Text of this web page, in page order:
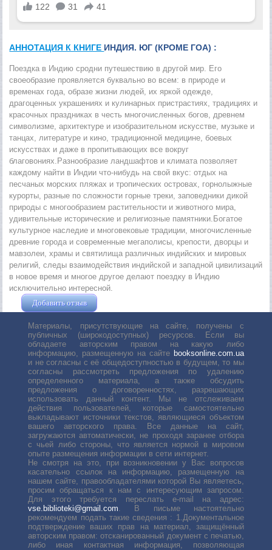
АННОТАЦИЯ К КНИГЕ ИНДИЯ. ЮГ (КРОМЕ ГОА) :
Поездка в Индию сродни путешествию в другой мир. Его
своеобразие проявляется буквально во всем: в природе и
временах года, образе жизни людей, их яркой одежде,
драгоценных украшениях и кулинарных пристрастиях, традициях и
красочных праздниках в честь многочисленных богов, древнем
символизме, архитектуре и изобразительном искусстве, музыке и
танцах, литературе и кино, традиционной медицине, боевых
искусствах и даже в пропитывающих все вокруг
благовониях.Разнообразие ландшафтов и климата позволяет
каждому найти в Индии что-нибудь на свой вкус: отдых на
песчаных морских пляжах и тропических островах, горнолыжные
курорты, разные по сложности горные треки, заповедники дикой
природы с многообразием растительности и животного мира,
удивительные исторические и религиозные памятники.Богатое
культурное наследие и многовековые традиции, многочисленные
древние города и современные мегаполисы, крепости, дворцы и
мавзолеи, храмы и святилища различных индийских и мировых
религий, следы взаимодействия индийской и западной цивилизаций
в новое время и многое другое делают поездку в Индию
исключительно интересной.
Добавить отзыв
Материалы, присутствующие на сайте, получены с
публичных (широкодоступных) ресурсов. Если вы
обладаете авторским правом на какую либо
информацию, размещенную на сайте booksonline.com.ua
и не согласны с её общедоступностью в будущем, то мы
согласны рассмотреть предложения по удалению
определенного материала, а также обсудить
предложения о договоренностях, разрешающих
использовать данный контент. Мы не отслеживаем
действия пользователей, которые самостоятельно
выкладывают источники текстов, являющиеся объектом
вашего авторского права. Все данные на сайт,
загружаются автоматически, не проходя заранее отбора
с чьей либо стороны, что является нормой в мировом
опыте размещения информации в сети интернет.
Не смотря на это, при возникновении у Вас вопросов
касательно ссылок на информацию, размещенную на
нашем сайте, правообладателями которой Вы являетесь,
просим обращаться к нам с интересующим запросом.
Для этого требуется переслать е-mail на адрес:
vse.biblioteki@gmail.com . В письме настоятельно
рекомендуем подать такие сведения : 1.Документальное
подтверждение ваших прав на материал, защищённый
авторским правом: отсканированный документ с печатью,
либо иная контактная информация, позволяющая